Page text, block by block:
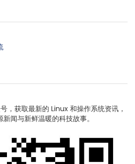
，获取最新的 Linux 和操作系统资讯，
闻与新鲜温暖的科技故事。